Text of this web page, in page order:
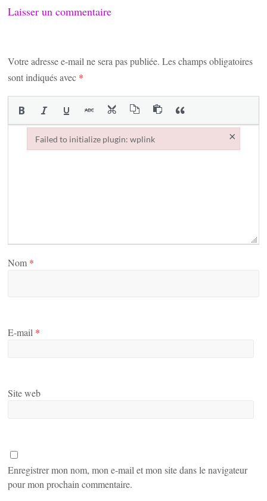
Laisser un commentaire
Votre adresse e-mail ne sera pas publiée. Les champs obligatoires
sont indiqués avec *
Nom *
E-mail *
Site web
Enregistrer mon nom, mon e-mail et mon site dans le navigateur
pour mon prochain commentaire.
Failed to initialize plugin: wplink ×
Failed to initialize plugin: wplink